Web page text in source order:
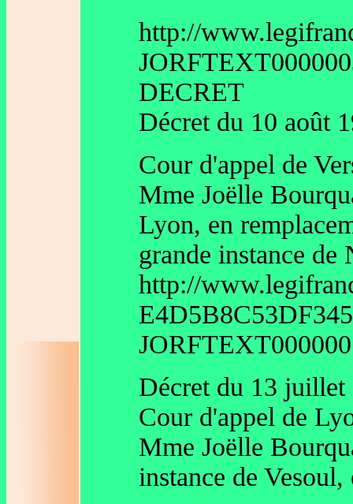
http://
DECRET
Décret du 10 août
Cour d'appel de
Mme Joëlle
Lyon, en
grande instance de
http://
Décret du 13 juillet
Cour d'appel de
Mme Joëlle
instance de